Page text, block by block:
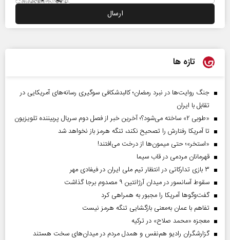
تازه ها
جنگ روایت‌ها در نبرد رمضان؛ کالبدشکافی سوگیری رسانه‌های آمریکایی در
تقابل با ایران
«طوبی ۲» ساخته می‌شود؟؛ آخرین خبر از فصل دوم سریال پربیننده تلویزیون
تا آمریکا رفتارش را تصحیح نکند، تنگه هرمز باز نخواهد شد
«استخر»‌‌؛ حتی میمون‌ها از درخت می‌افتند!
قهرمانان مردمی در قاب سیما
۳ بازی تدارکاتی در انتظار تیم ملی ایران در فیفادی مهر
سقوط آسانسور در میدان آرژانتین ۹ مصدوم برجا گذاشت
گفت‌وگوها آمریکا را مجبور به همراهی کرد
تفاهم با عمان به‌معنی بازگشایی تنگه هرمز نیست
معجزه «محمد صلاح» در ترکیه
گزارشگران رادیو هم‌نفس و همدل مردم در میدان‌های سخت هستند